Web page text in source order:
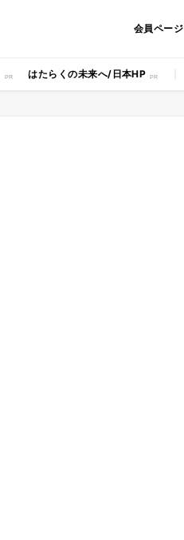
会員ページ
はたらくの未来へ/日本HP